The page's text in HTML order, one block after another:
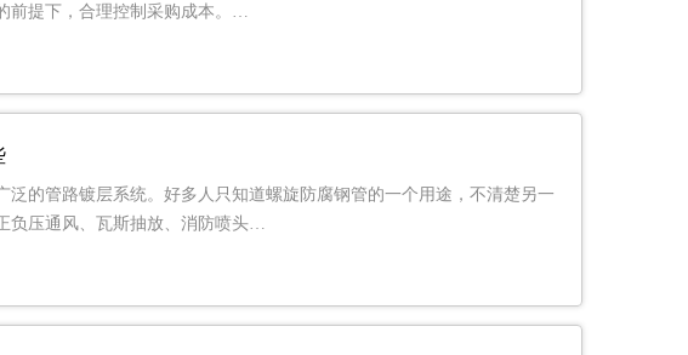
前提下，合理控制采购成本。…
的管路镀层系统。好多人只知道螺旋防腐钢管的一个用途，不清楚另一
负压通风、瓦斯抽放、消防喷头…